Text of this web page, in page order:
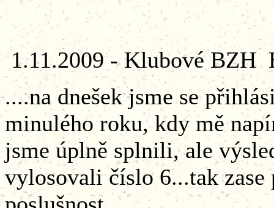
1.11.2009 - Klubové BZH
....na dnešek jsme se
minulého roku, kdy mě
jsme úplně splnili, ale
vylosovali číslo 6...tak